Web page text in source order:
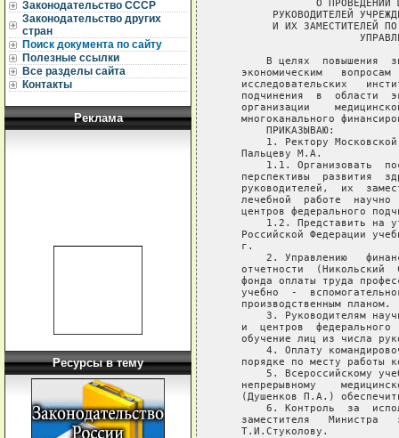
Законодательство СССР
Законодательство других
стран
Поиск документа по сайту
Полезные ссылки
Все разделы сайта
Контакты
Реклама
Ресурсы в тему
О ПРОВЕДЕНИИ
РУКОВОДИТЕЛЕЙ
И ИХ ЗАМЕСТИТЕЛЕЙ
В целях  повышения
экономическим   вопросам
исследовательских
подчинения  в  области
организации
многоканального
       ПРИКАЗЫВАЮ:
1. Ректору
   Пальцеву М.А.
1.1. Организовать
перспективы  развития
руководителей,  их
лечебной  работе  научно
центров федерального
1.2. Представить на
Российской Федерации
   г.
2. Управлению
отчетности  (Никольский
фонда оплаты труда
учебно  -
   производственным планом.
3. Руководителям
и  центров  федерального
обучение лиц из числа
4. Оплату
порядке по месту работы
5. Всероссийскому
непрерывному
(Душенков П.А.)
6. Контроль  за
заместителя   Министра
   Т.И.Стуколову.